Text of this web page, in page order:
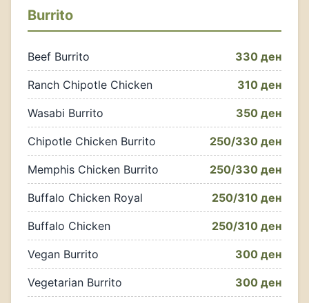
Burrito
Beef Burrito 330 ден
Ranch Chipotle Chicken 310 ден
Wasabi Burrito 350 ден
Chipotle Chicken Burrito 250/330 ден
Memphis Chicken Burrito 250/330 ден
Buffalo Chicken Royal 250/310 ден
Buffalo Chicken 250/310 ден
Vegan Burrito 300 ден
Vegetarian Burrito 300 ден